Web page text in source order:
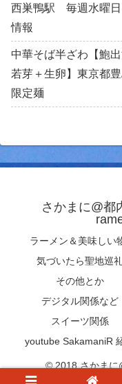
西巣鴨駅 毎週水曜日
情報
中華そば半ざわ【鮑
若芽＋生卵】東京都
限定麺
さかまに@都
ラーメン＆美味しい
気づいたら聖地巡
その他とか
デジタル関係など
スイーツ関係
youtube SakamaniR
© 2018 さかまに